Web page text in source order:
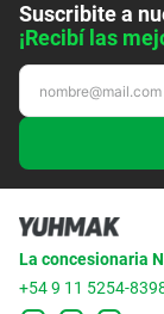
Suscribite a
¡Recibí las
La concesionaria
+54 9 11 5254-